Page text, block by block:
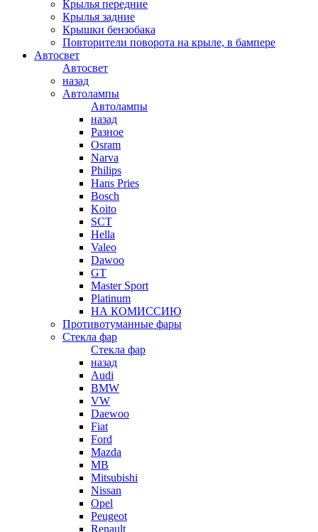
Крылья передние
Крылья задние
Крышки бензобака
Повторители поворота на крыле, в бампере
Автосвет
Автосвет
назад
Автолампы
Автолампы
назад
Разное
Osram
Narva
Philips
Hans Pries
Bosch
Koito
SCT
Hella
Valeo
Dawoo
GT
Master Sport
Platinum
НА КОМИССИЮ
Противотуманные фары
Стекла фар
Стекла фар
назад
Audi
BMW
VW
Daewoo
Fiat
Ford
Mazda
MB
Mitsubishi
Nissan
Opel
Peugeot
Renault